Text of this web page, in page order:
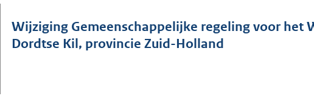
s
Wijziging Gemeenschappelijke regeling voor het
Dordtse Kil, provincie Zuid-Holland